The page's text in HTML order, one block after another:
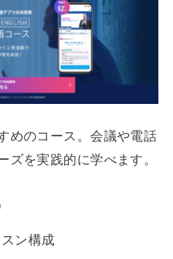
めのコース。会議や電話
ズを実践的に学べます。
ン構成